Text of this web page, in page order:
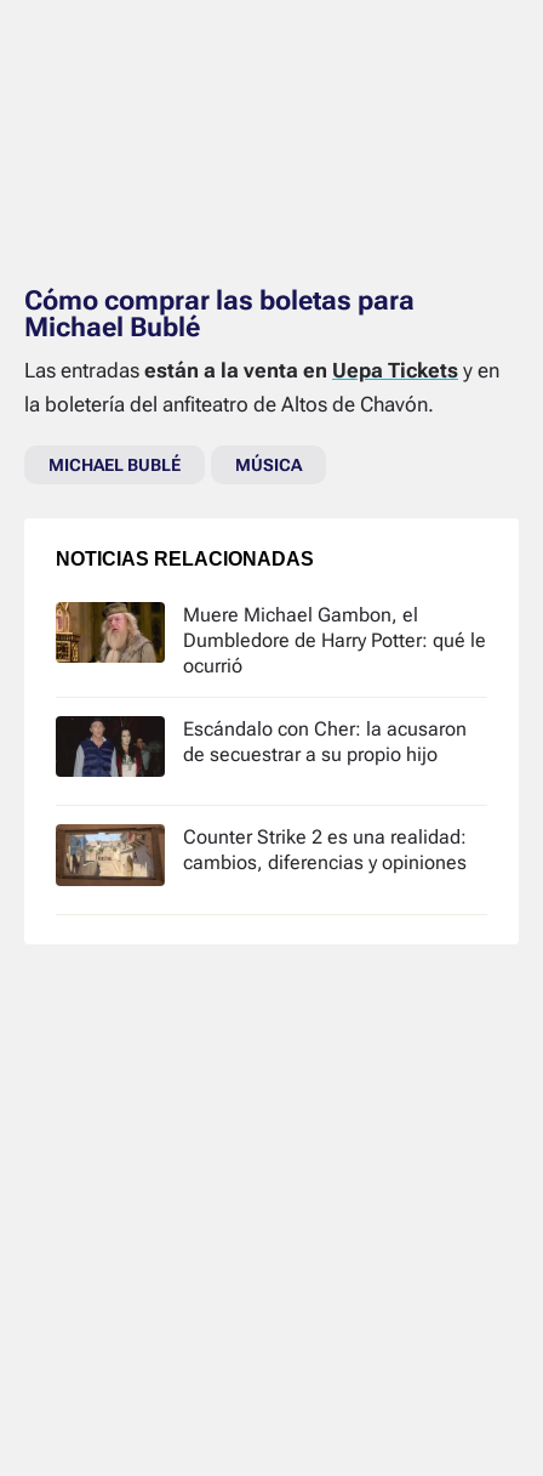
Cómo comprar las boletas para
Michael Bublé
Las entradas están a la venta en Uepa Tickets y en
la boletería del anfiteatro de Altos de Chavón.
MICHAEL BUBLÉ MÚSICA
NOTICIAS RELACIONADAS
Muere Michael Gambon, el
Dumbledore de Harry Potter: qué le
ocurrió
Escándalo con Cher: la acusaron
de secuestrar a su propio hijo
Counter Strike 2 es una realidad:
cambios, diferencias y opiniones